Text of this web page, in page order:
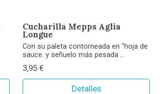
Cucharilla Mepps Aglia
Longue
Con su paleta contorneada en "hoja de
sauce. y señuelo más pesada ...
3,95 €
Detalles